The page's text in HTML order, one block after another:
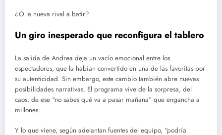
¿O la nueva rival a batir?
Un giro inesperado que reconfigura el tablero
La salida de Andrea deja un vacío emocional entre los
espectadores, que la habían convertido en una de las favoritas por
su autenticidad. Sin embargo, este cambio también abre nuevas
posibilidades narrativas. El programa vive de la sorpresa, del
caos, de ese “no sabes qué va a pasar mañana” que engancha a
millones.
Y lo que viene, según adelantan fuentes del equipo, “podría